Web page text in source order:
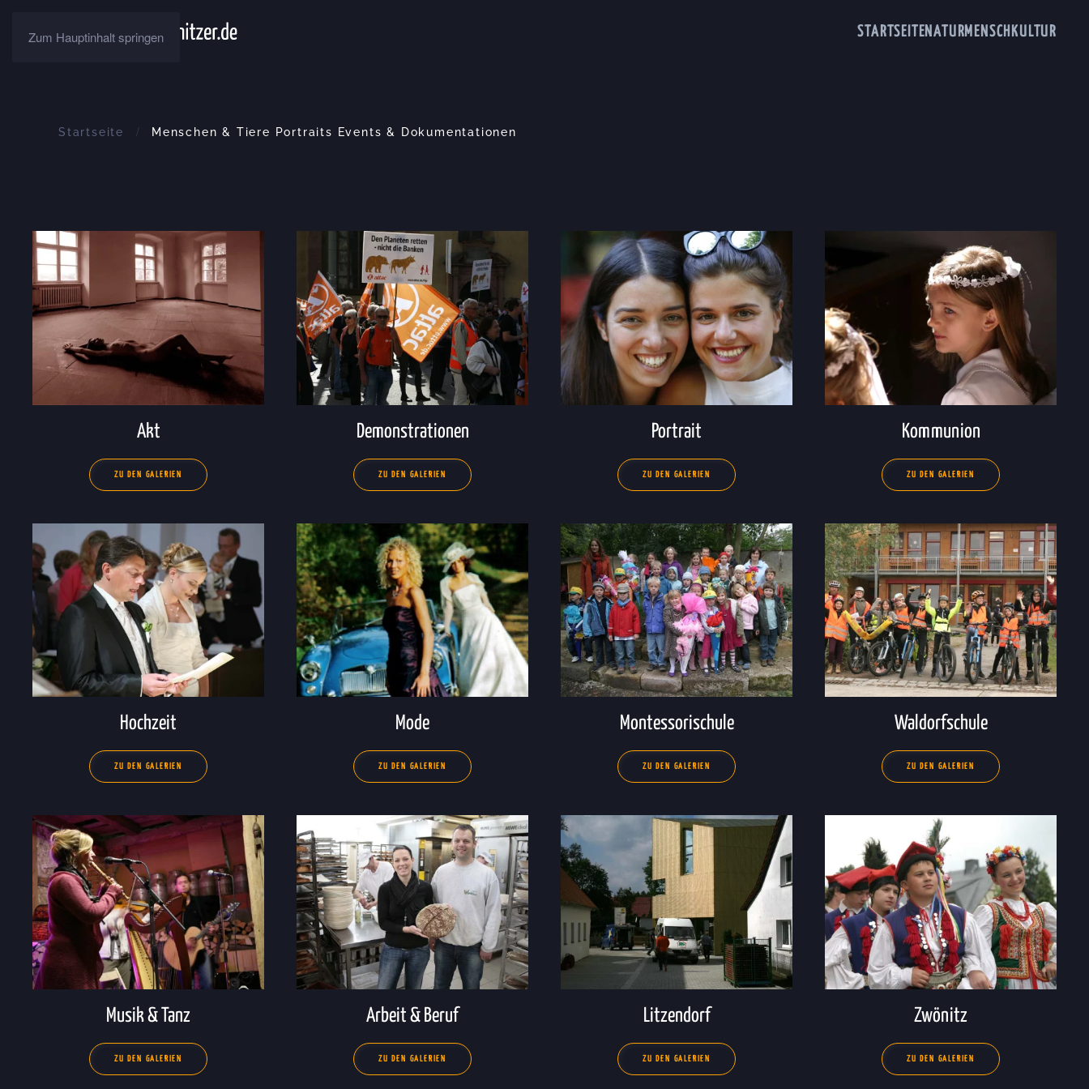
Zum Hauptinhalt springen STARTSEITENATURMENSCH KULTUR
Startseite Menschen & Tiere Portraits Events & Dokumentationen
Akt
ZU DEN GALERIEN
Demonstrationen
ZU DEN GALERIEN
Portrait
ZU DEN GALERIEN
Kommunion
ZU DEN GALERIEN
Hochzeit
ZU DEN GALERIEN
Mode
ZU DEN GALERIEN
Montessorischule
ZU DEN GALERIEN
Waldorfschule
ZU DEN GALERIEN
Musik & Tanz
ZU DEN GALERIEN
Arbeit & Beruf
ZU DEN GALERIEN
Litzendorf
ZU DEN GALERIEN
Zwönitz
ZU DEN GALERIEN